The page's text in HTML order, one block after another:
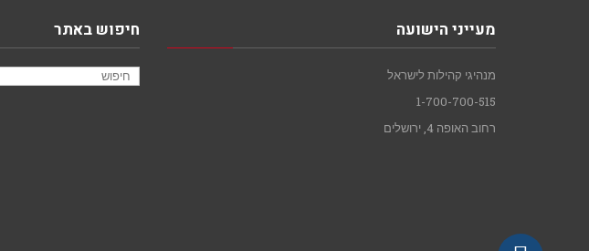
מעייני הישועה
מנהיגי קהילות לישראל
1-700-700-515
רחוב האופה 4, ירושלים
חיפוש באתר